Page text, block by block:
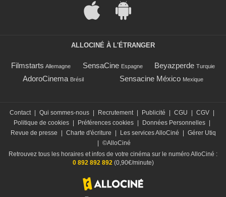
ALLOCINÉ À L'ÉTRANGER
Filmstarts Allemagne SensaCine Espagne Beyazperde Turquie
AdoroCinema Brésil Sensacine México Mexique
Contact Qui sommes-nous Recrutement Publicité CGU CGV
Politique de cookies
Préférences cookies Données Personnelles
Revue de presse
Charte d'écriture Les services AlloCiné
Gérer Utiq
©AlloCiné
Retrouvez tous les horaires et infos de votre cinéma sur le numéro AlloCiné :
0 892 892 892(0,90€/minute)